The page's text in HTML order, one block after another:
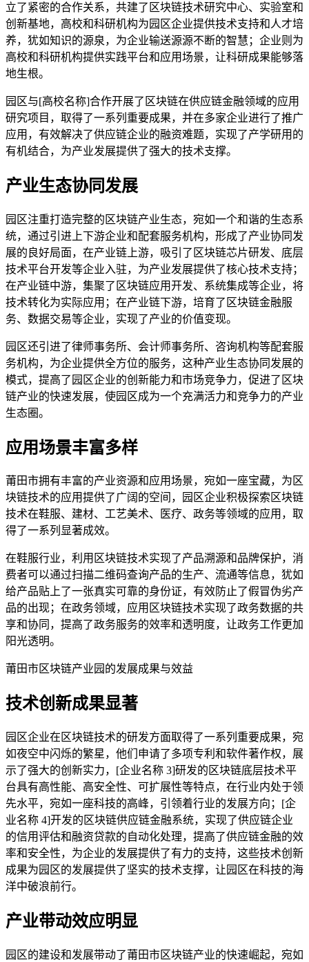
立了紧密的合作关系，共建了区块链技术研究中心、实验室和
创新基地，高校和科研机构为园区企业提供技术支持和人才培
养，犹如知识的源泉，为企业输送源源不断的智慧；企业则为
高校和科研机构提供实践平台和应用场景，让科研成果能够落
地生根。
园区与[高校名称]合作开展了区块链在供应链金融领域的应用
研究项目，取得了一系列重要成果，并在多家企业进行了推广
应用，有效解决了供应链企业的融资难题，实现了产学研用的
有机结合，为产业发展提供了强大的技术支撑。
产业生态协同发展
园区注重打造完整的区块链产业生态，宛如一个和谐的生态系
统，通过引进上下游企业和配套服务机构，形成了产业协同发
展的良好局面，在产业链上游，吸引了区块链芯片研发、底层
技术平台开发等企业入驻，为产业发展提供了核心技术支持；
在产业链中游，集聚了区块链应用开发、系统集成等企业，将
技术转化为实际应用；在产业链下游，培育了区块链金融服
务、数据交易等企业，实现了产业的价值变现。
园区还引进了律师事务所、会计师事务所、咨询机构等配套服
务机构，为企业提供全方位的服务，这种产业生态协同发展的
模式，提高了园区企业的创新能力和市场竞争力，促进了区块
链产业的快速发展，使园区成为一个充满活力和竞争力的产业
生态圈。
应用场景丰富多样
莆田市拥有丰富的产业资源和应用场景，宛如一座宝藏，为区
块链技术的应用提供了广阔的空间，园区企业积极探索区块链
技术在鞋服、建材、工艺美术、医疗、政务等领域的应用，取
得了一系列显著成效。
在鞋服行业，利用区块链技术实现了产品溯源和品牌保护，消
费者可以通过扫描二维码查询产品的生产、流通等信息，犹如
给产品贴上了一张真实可靠的身份证，有效防止了假冒伪劣产
品的出现；在政务领域，应用区块链技术实现了政务数据的共
享和协同，提高了政务服务的效率和透明度，让政务工作更加
阳光透明。
莆田市区块链产业园的发展成果与效益
技术创新成果显著
园区企业在区块链技术的研发方面取得了一系列重要成果，宛
如夜空中闪烁的繁星，他们申请了多项专利和软件著作权，展
示了强大的创新实力，[企业名称 3]研发的区块链底层技术平
台具有高性能、高安全性、可扩展性等特点，在行业内处于领
先水平，宛如一座科技的高峰，引领着行业的发展方向；[企
业名称 4]开发的区块链供应链金融系统，实现了供应链企业
的信用评估和融资贷款的自动化处理，提高了供应链金融的效
率和安全性，为企业的发展提供了有力的支持，这些技术创新
成果为园区的发展提供了坚实的技术支撑，让园区在科技的海
洋中破浪前行。
产业带动效应明显
园区的建设和发展带动了莆田市区块链产业的快速崛起，宛如